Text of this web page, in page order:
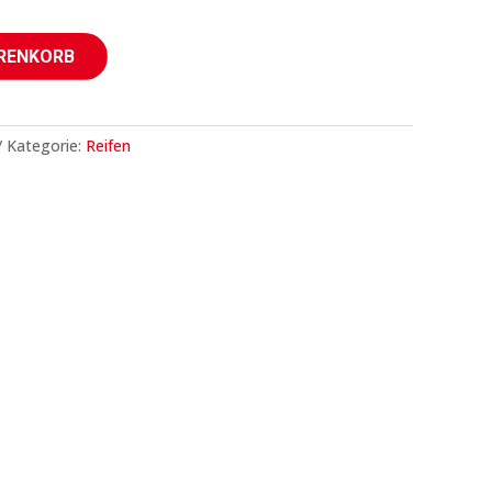
Kategorie: Reifen